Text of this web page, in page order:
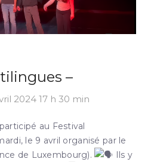
–
2024 17 h 30 min
au Festival
le 9 avril organisé par le
de Luxembourg).
Ils y